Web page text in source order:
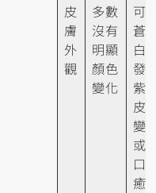
皮
膚
外
觀
多數
沒有
明顯
顏色
變化
可能
蒼
白、
發
紫、
皮膚
變薄
或傷
口難
癒合